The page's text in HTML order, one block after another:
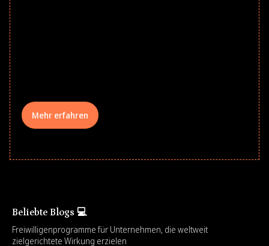
Mehr erfahren
Beliebte Blogs 💻
Freiwilligenprogramme für Unternehmen, die weltweit
zielgerichtete Wirkung erzielen